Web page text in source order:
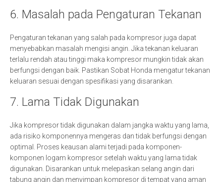
6. Masalah pada Pengaturan Tekanan
Pengaturan tekanan yang salah pada kompresor juga dapat
menyebabkan masalah mengisi angin. Jika tekanan keluaran
terlalu rendah atau tinggi maka kompresor mungkin tidak akan
berfungsi dengan baik. Pastikan Sobat Honda mengatur tekanan
keluaran sesuai dengan spesifikasi yang disarankan.
7. Lama Tidak Digunakan
Jika kompresor tidak digunakan dalam jangka waktu yang lama,
ada risiko komponennya mengeras dan tidak berfungsi dengan
optimal. Proses keausan alami terjadi pada komponen-
komponen logam kompresor setelah waktu yang lama tidak
digunakan. Disarankan untuk melepaskan selang angin dari
tabung angin dan menyimpan kompresor di tempat yang aman